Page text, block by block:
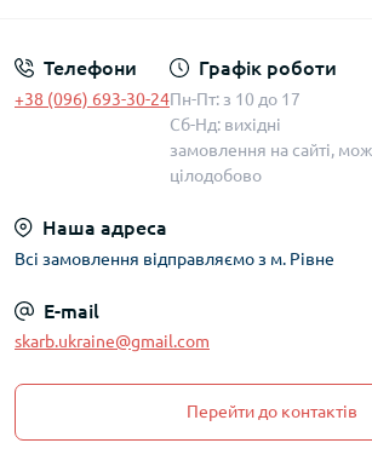
Телефони
+38 (096) 693-30-24
Графік роботи
Пн-Пт: з 10 до 17
Сб-Нд: вихідні
замовлення на сайті,
цілодобово
Наша адреса
Всі замовлення відправляємо з м. Рівне
E-mail
skarb.ukraine@gmail.com
Перейти до контактів